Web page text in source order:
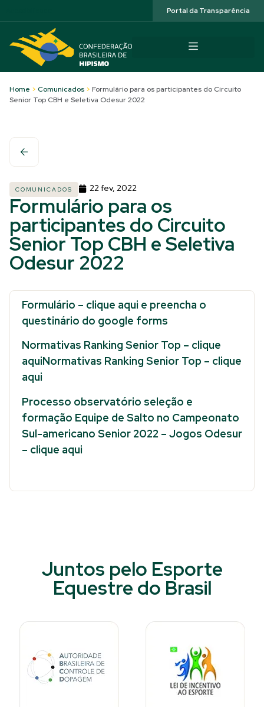
Portal da Transparência
Home > Comunicados > Formulário para os participantes do Circuito
Senior Top CBH e Seletiva Odesur 2022
COMUNICADOS 22 fev, 2022
Formulário para os
participantes do Circuito
Senior Top CBH e Seletiva
Odesur 2022
Formulário – clique aqui e preencha o
questinário do google forms
Normativas Ranking Senior Top – clique
aquiNormativas Ranking Senior Top – clique
aqui
Processo observatório seleção e
formação Equipe de Salto no Campeonato
Sul-americano Senior 2022 – Jogos Odesur
– clique aqui
Juntos pelo Esporte
Equestre do Brasil